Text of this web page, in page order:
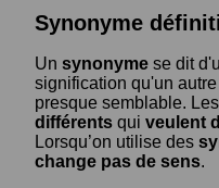
Synonyme
Un synonyme se dit
signification qu'un
presque semblable. Les
différents qui veulent
Lorsqu’on utilise des
change pas de sens.